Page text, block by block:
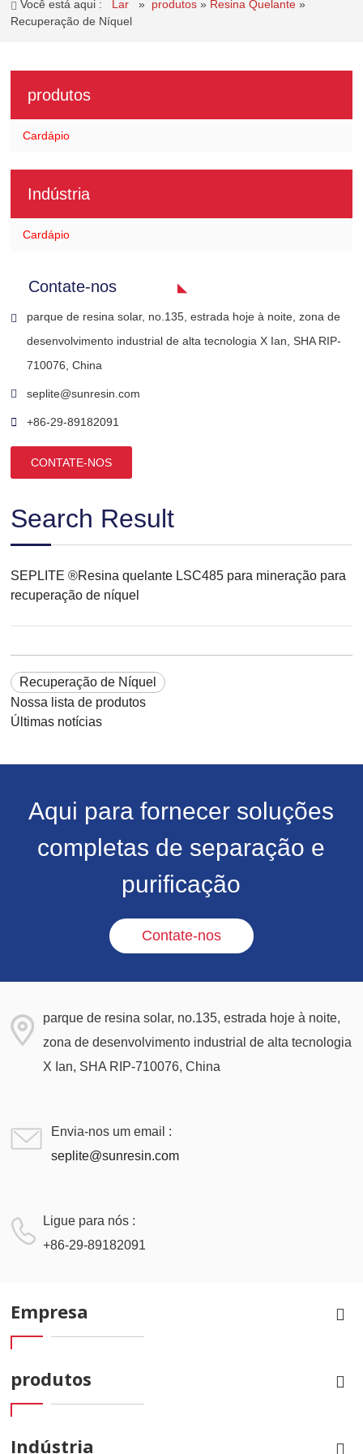
Você está aqui : Lar » produtos» Resina Quelante»
Recuperação de Níquel
produtos
Cardápio
Indústria
Cardápio
Contate-nos
parque de resina solar, no.135, estrada hoje à noite, zona de
desenvolvimento industrial de alta tecnologia X Ian, SHA RIP-
710076, China
seplite@sunresin.com
+86-29-89182091
CONTATE-NOS
Search Result
SEPLITE ®Resina quelante LSC485 para mineração para
recuperação de níquel
Recuperação de Níquel
Nossa lista de produtos
Últimas notícias
Aqui para fornecer soluções
completas de separação e
purificação
Contate-nos
parque de resina solar, no.135, estrada hoje à noite,
zona de desenvolvimento industrial de alta tecnologia
X Ian, SHA RIP-710076, China
Envia-nos um email :
seplite@sunresin.com
Ligue para nós :
+86-29-89182091
Empresa
produtos
Indústria